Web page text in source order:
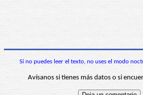
Si no puedes leer el texto, no uses el modo
Avísanos si tienes más datos o si